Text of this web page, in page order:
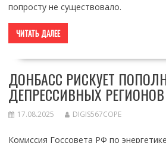
попросту не существовало.
ЧИТАТЬ ДАЛЕЕ
ДОНБАСС РИСКУЕТ
ДЕПРЕССИВНЫХ
17.08.2025 DIGIS567COPE
Комиссия Госсовета РФ по